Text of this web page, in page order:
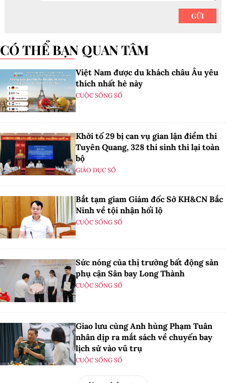
CÓ THỂ BẠN QUAN TÂM
Việt Nam được du khách châu Âu yêu
thích nhất hè này
CUỘC SỐNG SỐ
Khởi tố 29 bị can vụ gian lận điểm thi
Tuyên Quang, 328 thí sinh thi lại toàn
bộ
GIÁO DỤC SỐ
Bắt tạm giam Giám đốc Sở KH&CN Bắc
Ninh về tội nhận hối lộ
CUỘC SỐNG SỐ
Sức nóng của thị trường bất động sản
phụ cận Sân bay Long Thành
CUỘC SỐNG SỐ
Giao lưu cùng Anh hùng Phạm Tuân
nhân dịp ra mắt sách về chuyến bay
lịch sử vào vũ trụ
CUỘC SỐNG SỐ